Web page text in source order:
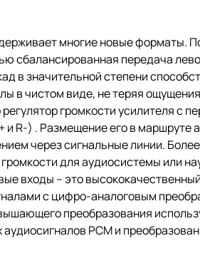
многие новые
сбалансированная передача
в значительной степени
в чистом виде, не теряя
громкости усилителя
и R-) . Размещение его в
через сигнальные линии.
для аудиосистемы или
входы – это
с цифро-аналоговым
преобразования
PCM и